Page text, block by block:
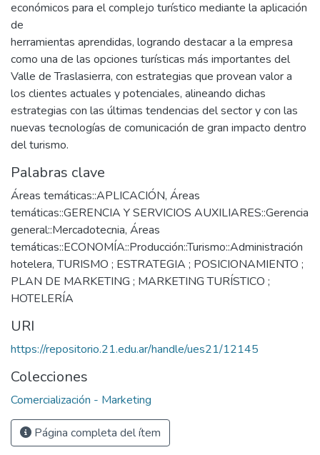
económicos para el complejo turístico mediante la aplicación
de
herramientas aprendidas, logrando destacar a la empresa
como una de las opciones turísticas más importantes del
Valle de Traslasierra, con estrategias que provean valor a
los clientes actuales y potenciales, alineando dichas
estrategias con las últimas tendencias del sector y con las
nuevas tecnologías de comunicación de gran impacto dentro
del turismo.
Palabras clave
Áreas temáticas::APLICACIÓN, Áreas
temáticas::GERENCIA Y SERVICIOS AUXILIARES::Gerencia
general::Mercadotecnia, Áreas
temáticas::ECONOMÍA::Producción::Turismo::Administración
hotelera,TURISMO ; ESTRATEGIA ; POSICIONAMIENTO ;
PLAN DE MARKETING ; MARKETING TURÍSTICO ;
HOTELERÍA
URI
https://repositorio.21.edu.ar/handle/ues21/12145
Colecciones
Comercialización - Marketing
Página completa del ítem